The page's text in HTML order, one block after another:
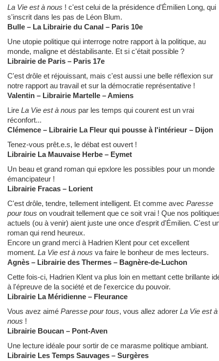
La Vie est à nous ! c'est celui de la présidence d'Émilien Long, qui
s'inscrit dans les pas de Léon Blum.
Bulle – La Librairie du Canal – Paris 10e
Une utopie politique qui interroge notre rapport à la politique, au
monde, maligne et déstabilisante. Et si c'était possible ?
Librairie de Paris – Paris 17e
C'est drôle et réjouissant, mais c'est aussi une belle réflexion sur
notre rapport au travail et sur la démocratie représentative !
Valentin – Librairie Martelle – Amiens
Lire La Vie est à nous par les temps qui courent est un vrai
réconfort...
Clémence – Librairie La Fleur qui pousse à l'intérieur – Dijon
Tenez-vous prêt.e.s, le débat est ouvert !
Librairie La Mauvaise Herbe – Eymet
Un beau et grand roman qui epxlore les possibles pour un monde
émancipateur !
Librairie Fracas – Lorient
C'est drôle, tendre, tellement intelligent. Et comme avec Paresse
pour tous on voudrait tellement que ce soit vrai ! Que nos
actuels (ou à venir) aient juste une once d'esprit d'Émilien. C'est
roman qui rend heureux.
Encore un grand merci à Hadrien Klent pour cet excellent
moment. La Vie est à nous va faire le bonheur de mes lecteurs.
Agnès – Librairie des Thermes – Bagnère-de-Luchon
Cette fois-ci, Hadrien Klent va plus loin en mettant cette brillante
à l'épreuve de la société et de l'exercice du pouvoir.
Librairie La Méridienne – Fleurance
Vous avez aimé Paresse pour tous, vous allez adorer La Vie est à
nous !
Librairie Boucan – Pont-Aven
Une lecture idéale pour sortir de ce marasme politique ambiant.
Librairie Les Temps Sauvages – Surgères